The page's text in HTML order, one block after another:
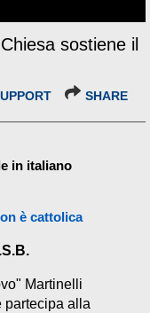
sostiene il
SHARE
in italiano
è cattolica
Martinelli
partecipa alla